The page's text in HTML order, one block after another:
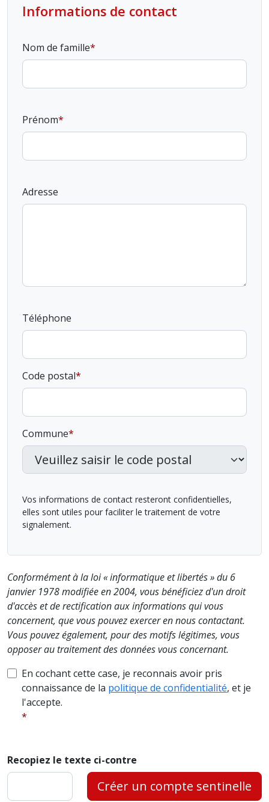
Informations de contact
Nom de famille
Prénom
Adresse
Téléphone
Code postal
Commune
Vos informations de contact resteront confidentielles,
elles sont utiles pour faciliter le traitement de votre
signalement.
Conformément à la loi « informatique et libertés » du 6
janvier 1978 modifiée en 2004, vous bénéficiez d'un droit
d'accès et de rectification aux informations qui vous
concernent, que vous pouvez exercer en nous contactant.
Vous pouvez également, pour des motifs légitimes, vous
opposer au traitement des données vous concernant.
En cochant cette case, je reconnais avoir pris
connaissance de la politique de confidentialité, et je
l'accepte.
Recopiez le texte ci-contre
Créer un compte sentinelle